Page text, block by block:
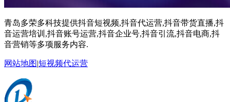
青岛多荣多科技提供抖音短视频,抖音代运营,抖音带货直播,抖
音运营培训,抖音账号运营,抖音企业号,抖音引流,抖音电商,抖
音营销等多项服务内容.
网站地图|短视频代运营